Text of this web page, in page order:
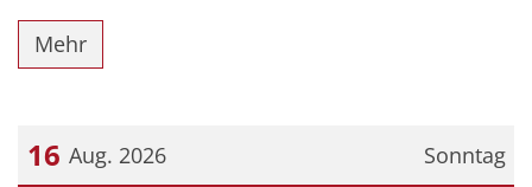
Mehr
Sonntag
16 Aug. 2026